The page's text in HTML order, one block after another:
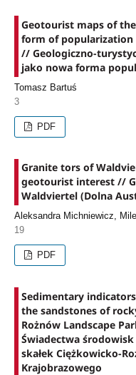
Geotourist maps of
form of
// Geologiczno-
jako nowa forma
Tomasz Bartuś
3
PDF
Granite tors of
geotourist interest //
Waldviertel (Dolna
Aleksandra Michniewicz,
19
PDF
Sedimentary
the sandstones of
Rożnów Landscape
Świadectwa
skałek Ciężkowicko-
Krajobrazowego